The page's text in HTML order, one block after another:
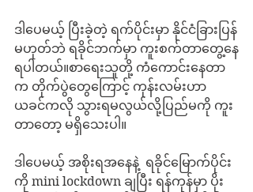
ဒါပေမယ့် ပြီးခဲ့တဲ့ ရက်ပိုင်းမှာ နိုင်ငံခြားပြန်
မဟုတ်ဘဲ ရခိုင်ဘက်မှာ ကူးစက်တာတွေ့နေ
ရပါတယ်။စာရေးသူတို့ ကံကောင်းနေတာ
က တိုက်ပွဲတွေကြောင့် ကုန်းလမ်းဟာ
ယခင်ကလို သွားရမလွယ်လို့ပြည်မကို ကူး
တာတော့ မရှိသေးပါ။
ဒါပေမယ့် အစိုးရအနေနဲ့  ရခိုင်မြောက်ပိုင်း
ကို mini lockdown ချပြီး ရန်ကုန်မှာ ပိုး